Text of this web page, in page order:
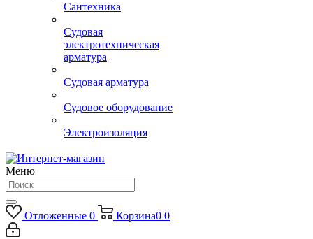
Сантехника
Судовая
электротехническая
арматура
Судовая арматура
Судовое оборудование
Электроизоляция
Меню
Отложенные 0 Корзина0 0